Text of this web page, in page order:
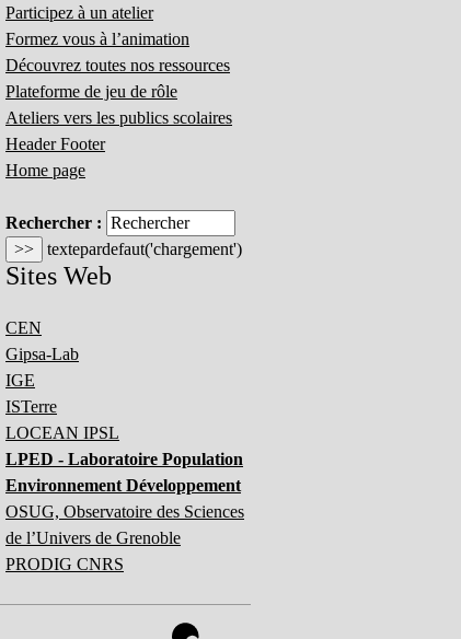
Participez à un atelier
Formez vous à l’animation
Découvrez toutes nos ressources
Plateforme de jeu de rôle
Ateliers vers les publics scolaires
Header Footer
Home page
Rechercher :
Sites Web
CEN
Gipsa-Lab
IGE
ISTerre
LOCEAN IPSL
LPED - Laboratoire Population
Environnement Développement
OSUG, Observatoire des Sciences
de l’Univers de Grenoble
PRODIG CNRS